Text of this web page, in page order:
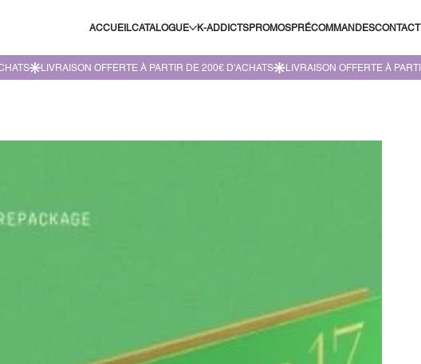
ACCUEILCATALOGUE K-ADDICTSPROMOSPRÉCOMMANDESCONTACT